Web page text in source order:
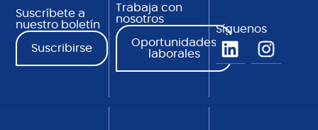
Suscríbete a
nuestro boletín
Suscribirse
Trabaja con
nosotros
Oportunidades
laborales
Síguenos